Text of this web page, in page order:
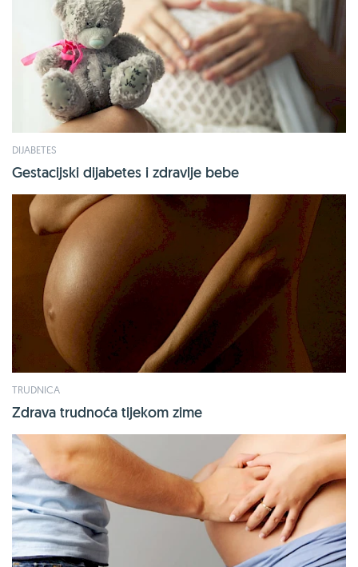
DIJABETES
Gestacijski dijabetes i zdravlje bebe
TRUDNICA
Zdrava trudnoća tijekom zime